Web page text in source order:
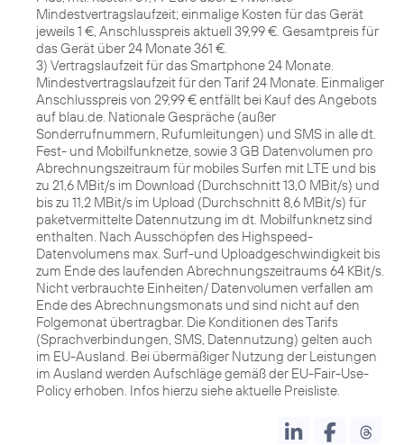
Mindestvertragslaufzeit; einmalige Kosten für das Gerät
jeweils 1 €, Anschlusspreis aktuell 39,99 €. Gesamtpreis für
das Gerät über 24 Monate 361 €.
3) Vertragslaufzeit für das Smartphone 24 Monate.
Mindestvertragslaufzeit für den Tarif 24 Monate. Einmaliger
Anschlusspreis von 29,99 € entfällt bei Kauf des Angebots
auf blau.de. Nationale Gespräche (außer
Sonderrufnummern, Rufumleitungen) und SMS in alle dt.
Fest- und Mobilfunknetze, sowie 3 GB Datenvolumen pro
Abrechnungszeitraum für mobiles Surfen mit LTE und bis
zu 21,6 MBit/s im Download (Durchschnitt 13,0 MBit/s) und
bis zu 11,2 MBit/s im Upload (Durchschnitt 8,6 MBit/s) für
paketvermittelte Datennutzung im dt. Mobilfunknetz sind
enthalten. Nach Ausschöpfen des Highspeed-
Datenvolumens max. Surf-und Uploadgeschwindigkeit bis
zum Ende des laufenden Abrechnungszeitraums 64 KBit/s.
Nicht verbrauchte Einheiten/ Datenvolumen verfallen am
Ende des Abrechnungsmonats und sind nicht auf den
Folgemonat übertragbar. Die Konditionen des Tarifs
(Sprachverbindungen, SMS, Datennutzung) gelten auch
im EU-Ausland. Bei übermäßiger Nutzung der Leistungen
im Ausland werden Aufschläge gemäß der EU-Fair-Use-
Policy erhoben. Infos hierzu siehe aktuelle Preisliste.